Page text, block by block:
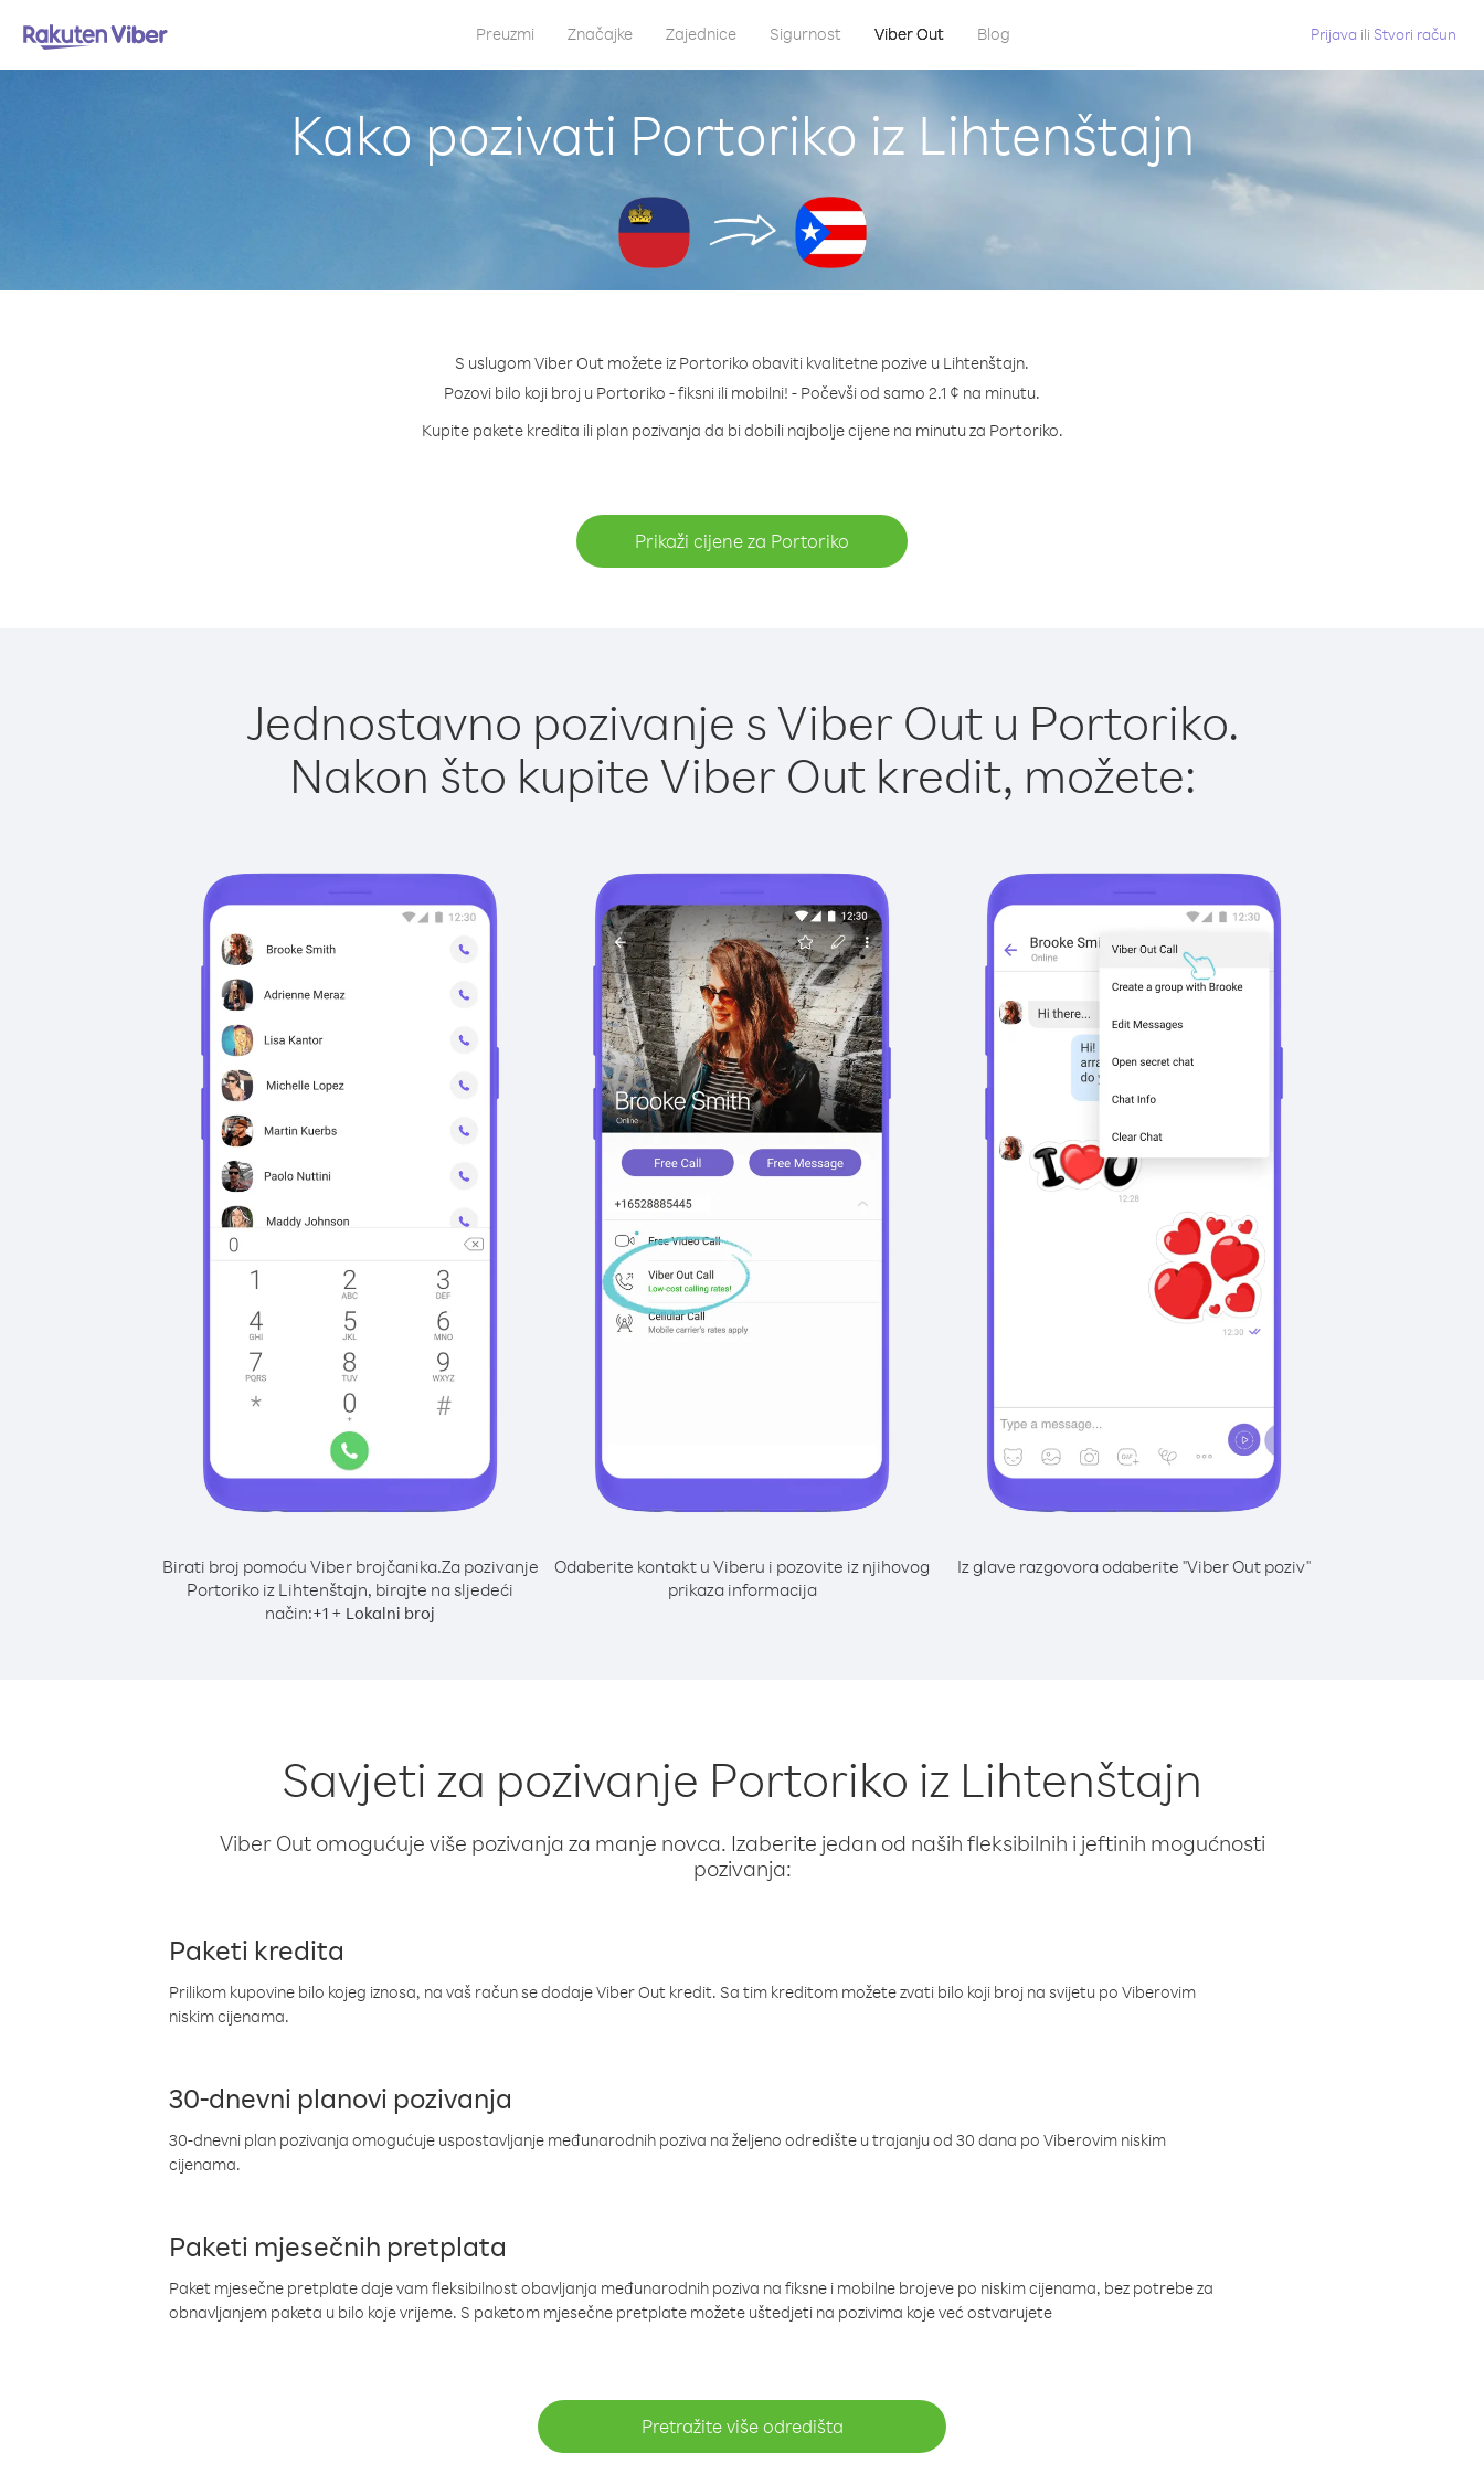
Preuzmi Značajke Zajednice Sigurnost Viber Out Blog Prijava ili Stvori račun
Kako pozivati Portoriko iz Lihtenštajn
S uslugom Viber Out možete iz Portoriko obaviti kvalitetne pozive u Lihtenštajn.
Pozovi bilo koji broj u Portoriko - fiksni ili mobilni! - Počevši od samo 2.1 ¢ na minutu.
Kupite pakete kredita ili plan pozivanja da bi dobili najbolje cijene na minutu za Portoriko.
Prikaži cijene za Portoriko
Jednostavno pozivanje s Viber Out u Portoriko.
Nakon što kupite Viber Out kredit, možete:
Birati broj pomoću Viber brojčanika.Za pozivanje
Portoriko iz Lihtenštajn, birajte na sljedeći
način:+1 + Lokalni broj
Odaberite kontakt u Viberu i pozovite iz njihovog
prikaza informacija
Iz glave razgovora odaberite "Viber Out poziv"
Savjeti za pozivanje Portoriko iz Lihtenštajn
Viber Out omogućuje više pozivanja za manje novca. Izaberite jedan od naših fleksibilnih i jeftinih mogućnosti
pozivanja:
Paketi kredita
Prilikom kupovine bilo kojeg iznosa, na vaš račun se dodaje Viber Out kredit. Sa tim kreditom možete zvati bilo koji broj na svijetu po Viberovim
niskim cijenama.
30-dnevni planovi pozivanja
30-dnevni plan pozivanja omogućuje uspostavljanje međunarodnih poziva na željeno odredište u trajanju od 30 dana po Viberovim niskim
cijenama.
Paketi mjesečnih pretplata
Paket mjesečne pretplate daje vam fleksibilnost obavljanja međunarodnih poziva na fiksne i mobilne brojeve po niskim cijenama, bez potrebe za
obnavljanjem paketa u bilo koje vrijeme. S paketom mjesečne pretplate možete uštedjeti na pozivima koje već ostvarujete
Pretražite više odredišta